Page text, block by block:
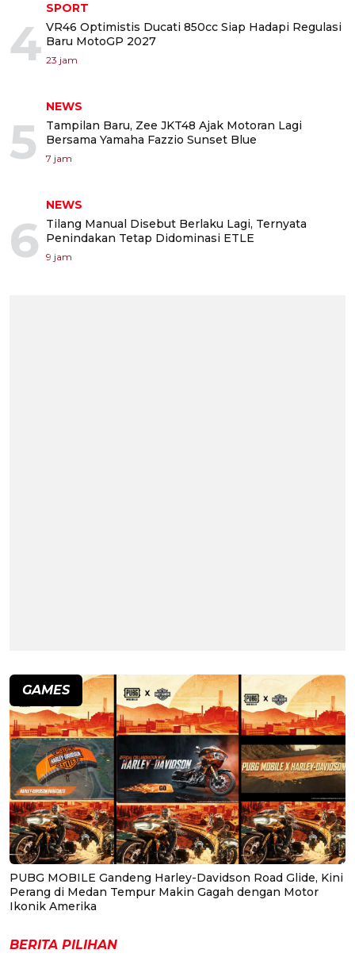
4
SPORT
VR46 Optimistis Ducati 850cc Siap Hadapi Regulasi
Baru MotoGP 2027
23 jam
5
NEWS
Tampilan Baru, Zee JKT48 Ajak Motoran Lagi
Bersama Yamaha Fazzio Sunset Blue
7 jam
6
NEWS
Tilang Manual Disebut Berlaku Lagi, Ternyata
Penindakan Tetap Didominasi ETLE
9 jam
GAMES
PUBG MOBILE Gandeng Harley-Davidson Road Glide, Kini
Perang di Medan Tempur Makin Gagah dengan Motor
Ikonik Amerika
BERITA PILIHAN